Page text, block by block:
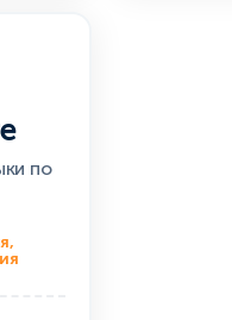
по